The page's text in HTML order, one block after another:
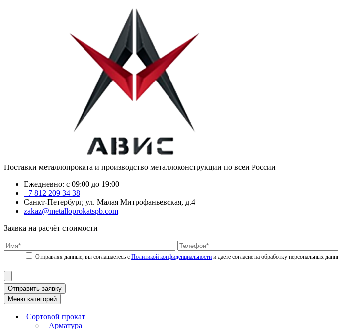
Поставки металлопроката и производство металлоконструкций по всей России
Ежедневно: с 09:00 до 19:00
+7 812 209 34 38
Санкт-Петербург, ул. Малая Митрофаньевская, д.4
zakaz@metalloprokatspb.com
Заявка на расчёт стоимости
Политикой конфиденциальности
Отправить заявку
Меню категорий
Сортовой прокат
Арматура